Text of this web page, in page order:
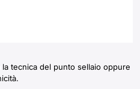
tecnica del punto sellaio oppure